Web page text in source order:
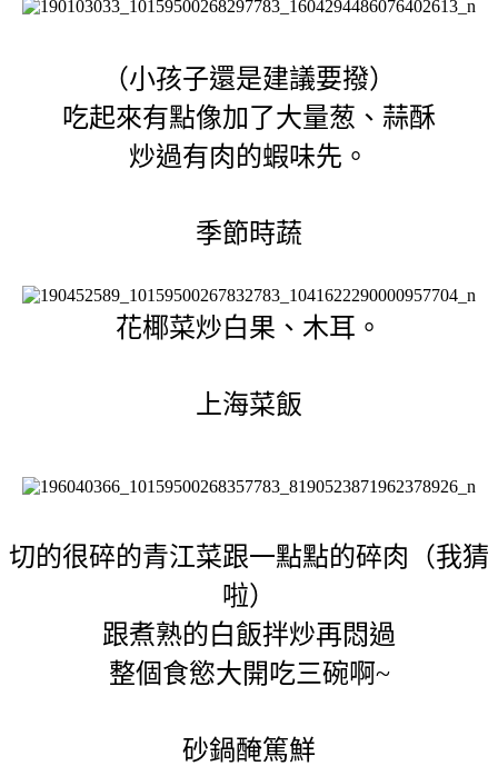
（小孩子還是建議要撥）
吃起來有點像加了大量葱、蒜酥
炒過有肉的蝦味先。
季節時蔬
花椰菜炒白果、木耳。
上海菜飯
切的很碎的青江菜跟一點點的碎肉（我猜
啦）
跟煮熟的白飯拌炒再悶過
整個食慾大開吃三碗啊~
砂鍋醃篤鮮